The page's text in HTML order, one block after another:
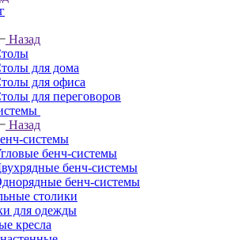
Назад
для дома
для офиса
для переговоров
Назад
системы
бенч-системы
бенч-системы
бенч-системы
столики
для одежды
кресла